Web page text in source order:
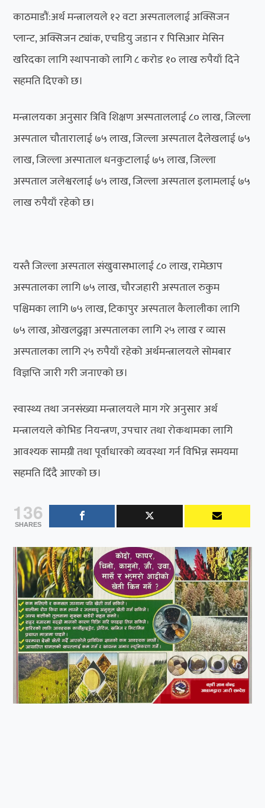
काठमाडौं:अर्थ मन्त्रालयले १२ वटा अस्पताललाई अक्सिजन
प्लान्ट, अक्सिजन ट्यांक, एचडियु जडान र पिसिआर मेसिन
खरिदका लागि स्थापनाको लागि ८ करोड १० लाख रुपैयाँ दिने
सहमति दिएको छ।
मन्त्रालयका अनुसार त्रिवि शिक्षण अस्पताललाई ८० लाख, जिल्ला
अस्पताल चौतारालाई ७५ लाख, जिल्ला अस्पताल दैलेखलाई ७५
लाख, जिल्ला अस्पाताल धनकुटालाई ७५ लाख, जिल्ला
अस्पताल जलेश्वरलाई ७५ लाख, जिल्ला अस्पताल इलामलाई ७५
लाख रुपैयाँ रहेको छ।
यस्तै जिल्ला अस्पताल संखुवासभालाई ८० लाख, रामेछाप
अस्पतालका लागि ७५ लाख, चौरजहारी अस्पताल रुकुम
पश्चिमका लागि ७५ लाख, टिकापुर अस्पताल कैलालीका लागि
७५ लाख, ओखलढुङ्गा अस्पतालका लागि २५ लाख र व्यास
अस्पतालका लागि २५ रुपैयाँ रहेको अर्थमन्त्रालयले सोमबार
विज्ञप्ति जारी गरी जनाएको छ।
स्वास्थ्य तथा जनसंख्या मन्त्रालयले माग गरे अनुसार अर्थ
मन्त्रालयले कोभिड नियन्त्रण, उपचार तथा रोकथामका लागि
आवश्यक सामग्री तथा पूर्वाधारको व्यवस्था गर्न विभिन्न समयमा
सहमति दिँदै आएको छ।
136
SHARES